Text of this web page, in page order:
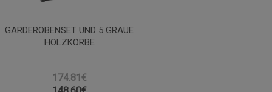
GARDEROBENSET UND 5 GRAUE
HOLZKÖRBE
174.81€